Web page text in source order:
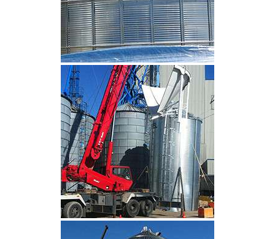
CLIQUEZ POUR AGRANDIR
CLIQUEZ POUR AGRANDIR